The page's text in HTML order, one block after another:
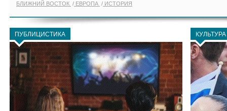
БЛИЖНИЙ ВОСТОК ЕВРОПА ИСТОРИЯ
ПУБЛИЦИСТИКА КУЛЬТУРА